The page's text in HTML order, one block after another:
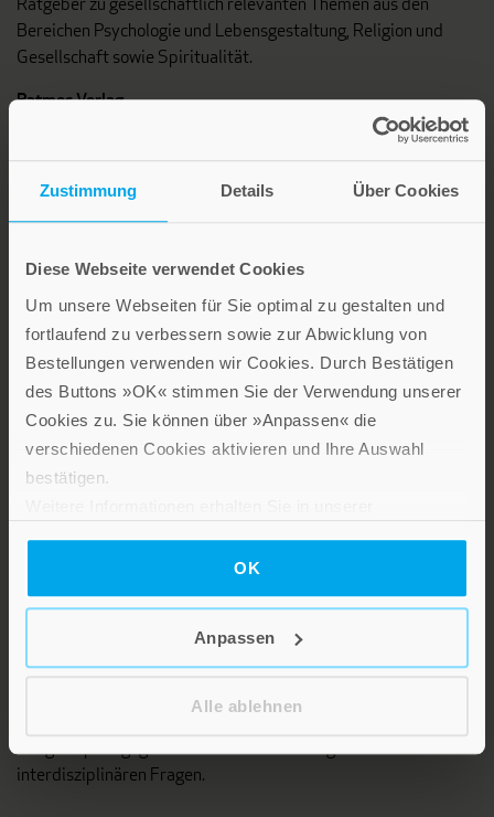
Zustimmung Details Über Cookies
Diese Webseite verwendet Cookies
Um unsere Webseiten für Sie optimal zu gestalten und
fortlaufend zu verbessern sowie zur Abwicklung von
Bestellungen verwenden wir Cookies. Durch Bestätigen
des Buttons »OK« stimmen Sie der Verwendung unserer
Cookies zu. Sie können über »Anpassen« die
verschiedenen Cookies aktivieren und Ihre Auswahl
bestätigen.
OK
Anpassen
Alle ablehnen
Bereichen Psychologie und Lebensgestaltung, Religion und
Gesellschaft sowie Spiritualität.
Patmos Verlag
Lebensfreude in farbenfroher Gestaltung: Persönliche
Geschenke mit wohltuenden Inspirationen. Irische
Segenswünsche und Geschenkbücher zum Thema älter
werden. Grußkarten für Geburtstage, zur Ermutigung, zu Trost
und Trauer.
Verlag am Eschbach
Das Programm dieses Fachverlages umfasst Bücher und
Zeitschriften aus unterschiedlichen Fächern der Theologie, vor
Religionspädagogik sowie Titel zu interreligiösen und
interdisziplinären Fragen.